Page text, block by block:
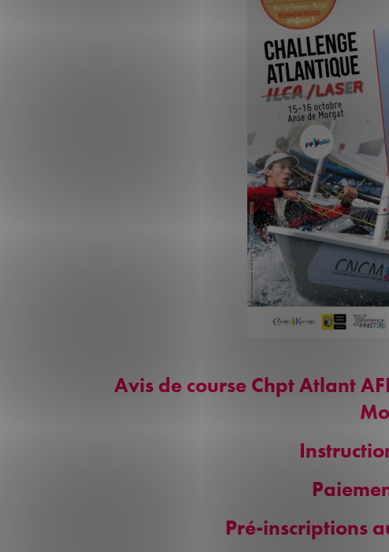
Avis de course Chpt Atlant
Pré-inscriptions